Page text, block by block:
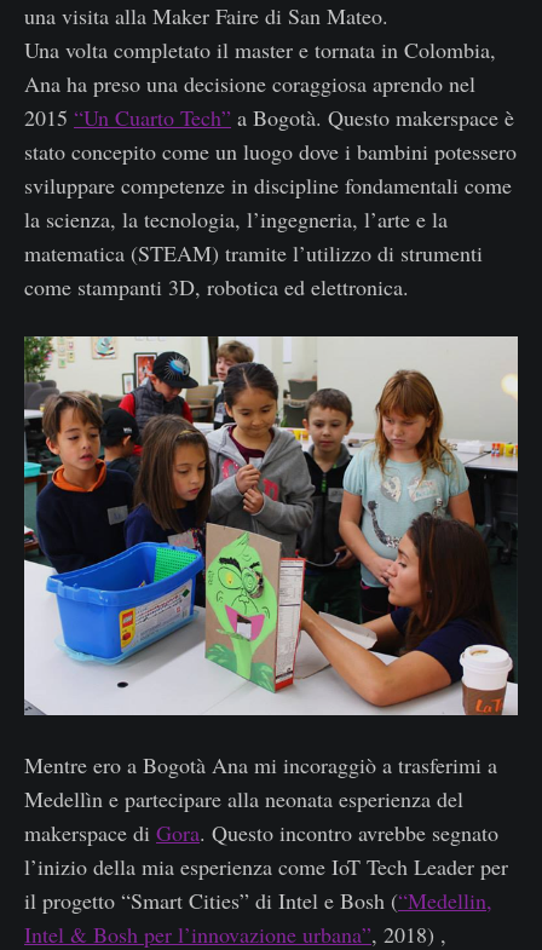
una visita alla Maker Faire di San Mateo.
Una volta completato il master e tornata in Colombia,
Ana ha preso una decisione coraggiosa aprendo nel
2015 “Un Cuarto Tech” a Bogotà. Questo makerspace è
stato concepito come un luogo dove i bambini potessero
sviluppare competenze in discipline fondamentali come
la scienza, la tecnologia, l’ingegneria, l’arte e la
matematica (STEAM) tramite l’utilizzo di strumenti
come stampanti 3D, robotica ed elettronica.
Mentre ero a Bogotà Ana mi incoraggiò a trasferimi a
Medellìn e partecipare alla neonata esperienza del
makerspace di Gora. Questo incontro avrebbe segnato
l’inizio della mia esperienza come IoT Tech Leader per
il progetto “Smart Cities” di Intel e Bosh (“Medellin,
Intel & Bosh per l’innovazione urbana”, 2018) ,